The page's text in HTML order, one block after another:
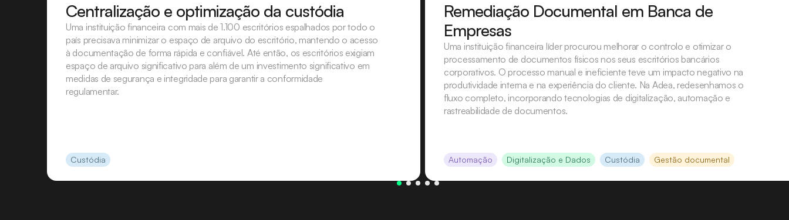
Centralização e optimização da custódia
Uma instituição financeira com mais de 1.100 escritórios espalhados por todo o
país precisava minimizar o espaço de arquivo do escritório, mantendo o acesso
à documentação de forma rápida e confiável. Até então, os escritórios exigiam
espaço de arquivo significativo para além de um investimento significativo em
medidas de segurança e integridade para garantir a conformidade
regulamentar.
Custódia
Remediação Documental em Banca de
Empresas
Uma instituição financeira líder procurou melhorar o controlo e otimizar o
processamento de documentos físicos nos seus escritórios bancários
corporativos. O processo manual e ineficiente teve um impacto negativo na
produtividade interna e na experiência do cliente. Na Adea, redesenhamos o
fluxo completo, incorporando tecnologias de digitalização, automação e
rastreabilidade de documentos.
Automação Digitalização e Dados Custódia Gestão documental